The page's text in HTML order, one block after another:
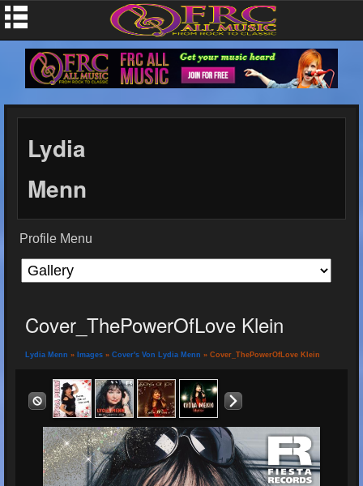
Lydia
Menn
Profile Menu
Cover_ThePowerOfLove Klein
Lydia Menn » Images » Cover's Von Lydia Menn » Cover_ThePowerOfLove Klein